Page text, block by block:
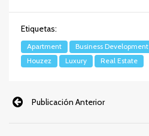
Etiquetas:
Apartment Business Development
Houzez
Luxury Real Estate
Publicación Anterior